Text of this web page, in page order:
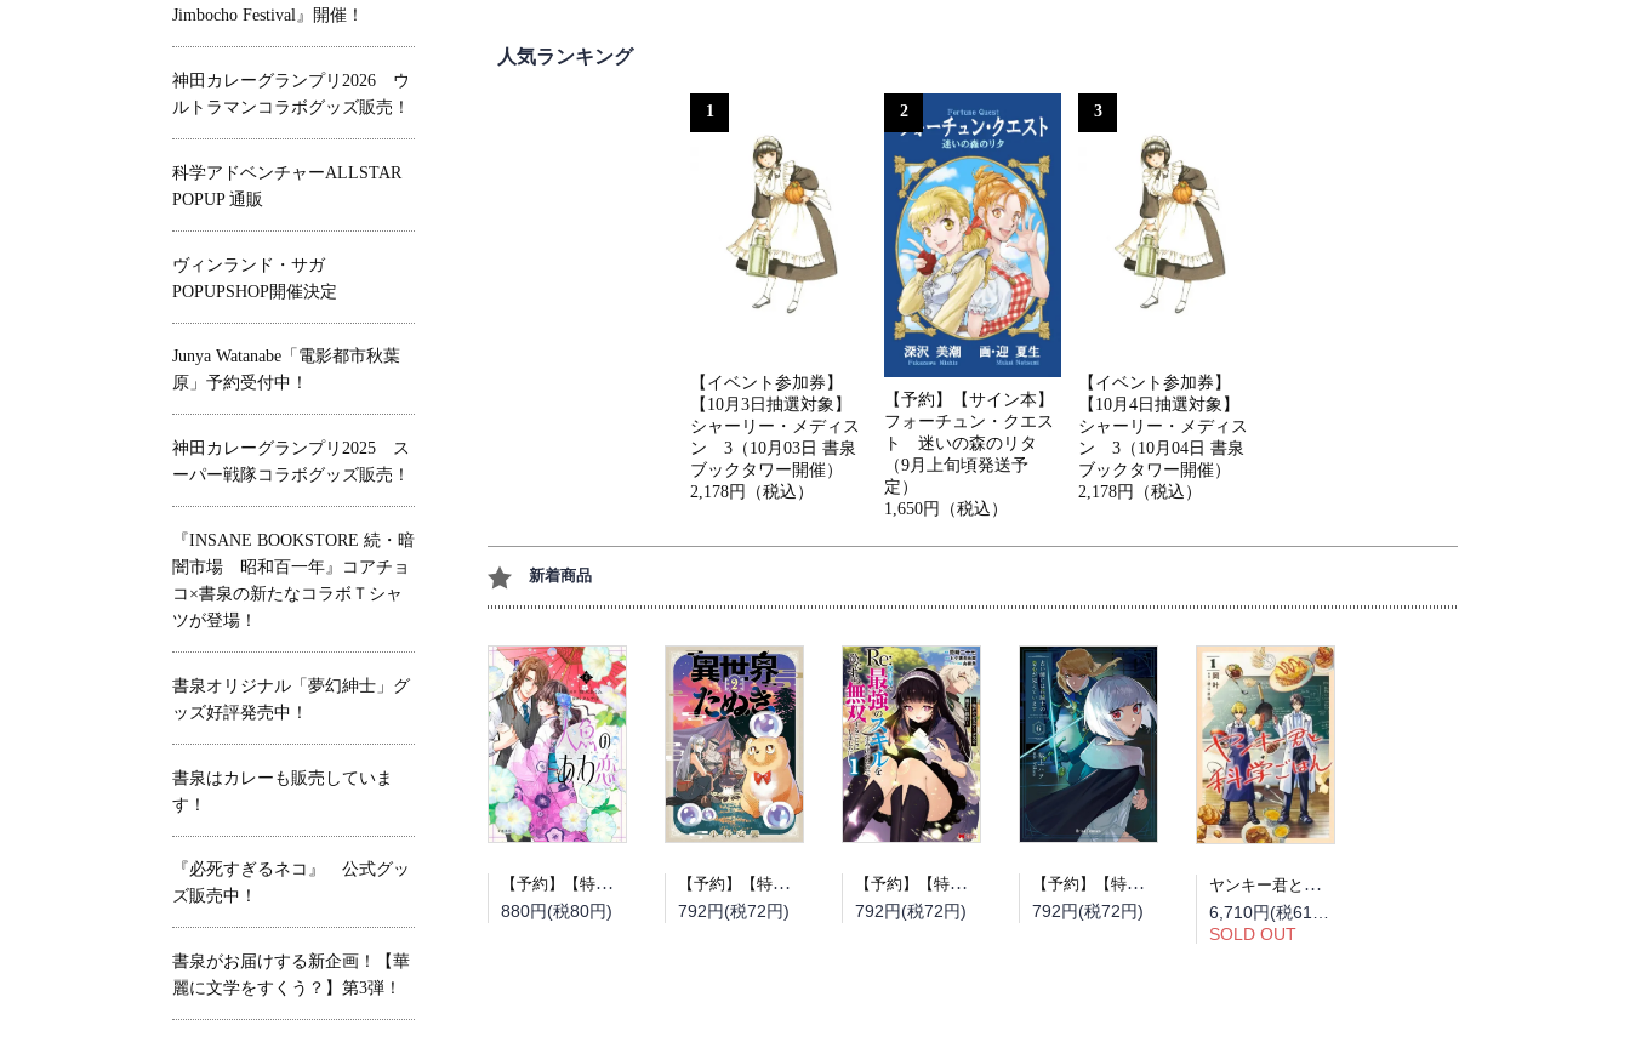
人気ランキング
1
【イベント参加券】
【10月3日抽選対象】
シャーリー・メディス
ン 3（10月03日 書泉
ブックタワー開催）
2,178円（税込）
2
【予約】【サイン本】
フォーチュン・クエス
ト 迷いの森のリタ
（9月上旬頃発送予
定）
1,650円（税込）
3
【イベント参加券】
【10月4日抽選対象】
シャーリー・メディス
ン 3（10月04日 書泉
ブックタワー開催）
2,178円（税込）
新着商品
【予約】【特典付き】人魚のあわ恋 4（08/12頃発送予定）
880円(税80円)
【予約】【特典付き】異世界たぬき 2（08/12頃発送予定）
792円(税72円)
【予約】【特典付き】Re:異世界で最強のスキルを生み出せたので、ひたすら無双することにしました。~俺だけがステータスを勝手に操作~ 1（08/12頃発送予定）
792円(税72円)
【予約】【特典付き】占い師には花騎士の恋心が見えています 6（08/12頃発送予定）
792円(税72円)
ヤンキー君と科学ごはん 全巻セット（1巻~9巻）
SOLD OUT
Jimbocho Festival』開催！
神田カレーグランプリ2026 ウ
ルトラマンコラボグッズ販売！
科学アドベンチャーALLSTAR
POPUP 通販
ヴィンランド・サガ
POPUPSHOP開催決定
Junya Watanabe「電影都市秋葉
原」予約受付中！
神田カレーグランプリ2025 ス
ーパー戦隊コラボグッズ販売！
『INSANE BOOKSTORE 続・暗
闇市場 昭和百一年』コアチョ
コ×書泉の新たなコラボＴシャ
ツが登場！
書泉オリジナル「夢幻紳士」グ
ッズ好評発売中！
書泉はカレーも販売していま
す！
『必死すぎるネコ』 公式グッ
ズ販売中！
書泉がお届けする新企画！【華
麗に文学をすくう？】第3弾！